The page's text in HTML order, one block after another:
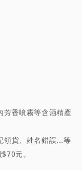
芳香噴霧等含酒精產
領貨、姓名錯誤...等
元。